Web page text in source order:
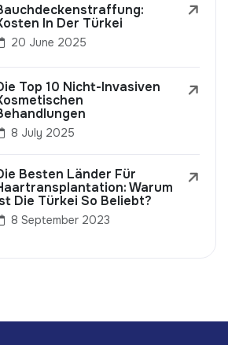
In Der Türkei
20 June 2025
Top 10 Nicht-Invasiven
8 July 2025
Besten Länder Für
Warum
Die Türkei So Beliebt?
8 September 2023